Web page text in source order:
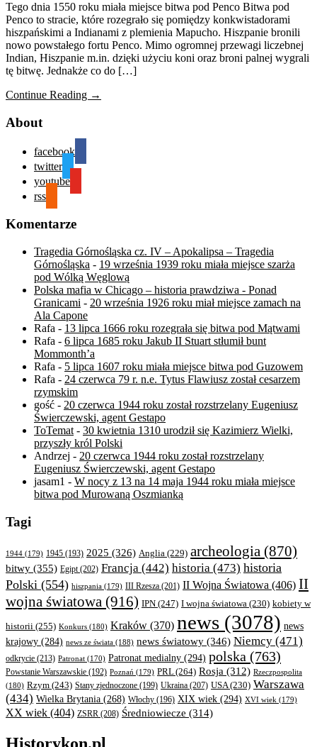
Tego dnia 1550 roku miała miejsce bitwa pod Penco Bitwa pod
Penco to stracie, które rozegrało się pomiędzy konkwistadorami
hiszpańskimi a Indianami z plemienia Mapucho. Hiszpanie bronili
nowo powstałego fortu Penco. Mimo ogromnej przewagi liczebnej
Indian, Hiszpanie m.in. dzięki użyciu koni oraz broni palnej wygrali
tę bitwę. Jednakże co do […]
Continue Reading →
About
facebook
twitter
youtube
rss
Komentarze
Tragedia Górnośląska cz. IV – Apokalipsa – Tragedia
Górnośląska - 19 września 1939 roku miała miejsce szarża
pod Wólką Węglową
Polska mafia w Chicago – historia prawdziwa - Ponad
Granicami - 20 września 1926 roku miał miejsce zamach na
Ala Capone
Rafa - 13 lipca 1666 roku rozegrała się bitwa pod Mątwami
Rafa - 6 lipca 1685 roku Jakub II Stuart stłumił bunt
Mommonth’a
Rafa - 5 lipca 1607 roku miała miejsce bitwa pod Guzowem
Rafa - 24 czerwca 79 r. n.e. Tytus Flawiusz został cesarzem
rzymskim
gość - 20 czerwca 1944 roku został rozstrzelany Eugeniusz
Świerczewski, agent Gestapo
ToTemat - 30 kwietnia 1310 urodził się Kazimierz Wielki,
przyszły król Polski
Andrzej - 20 czerwca 1944 roku został rozstrzelany
Eugeniusz Świerczewski, agent Gestapo
jasam1 - W nocy z 13 na 14 maja 1944 roku miała miejsce
bitwa pod Murowaną Oszmianką
Tagi
1944 (179) 1945 (193) 2025 (326) Anglia (229) archeologia (870)
bitwy (355) Egipt(202) Francja (442) historia (473) historia
Polski (554) hiszpania (179) III Rzesza (201) II Wojna Światowa (406) II
wojna światowa (916) IPN (247) I wojna światowa (230) kobiety w
historii (255) Konkurs (180) Kraków (370) news (3078) news
krajowy (284) news ze świata (188) news światowy (346) Niemcy (471)
odkrycie (213) Patronat (170) Patronat medialny (294) polska (763)
Powstanie Warszawskie (192) Poznań (179) PRL(264) Rosja (312) Rzeczpospolita
(180) Rzym (243) Stany zjednoczone (199) Ukraina (207) USA(230) Warszawa
(434) Wielka Brytania (268) Włochy (196) XIX wiek (294) XVI wiek (179)
XX wiek (404) ZSRR (208) Średniowiecze (314)